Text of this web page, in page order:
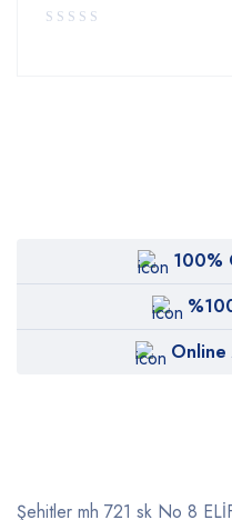
100%
Online
Şehitler mh 721 sk No 8